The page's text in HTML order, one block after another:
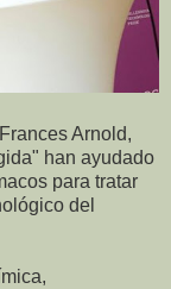
Arnold,
han ayudado
para tratar
del